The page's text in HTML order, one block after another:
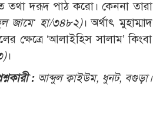
তথা দরূদ পাঠ করো। কেননা তারা
জামে‘ হা/৩৪৮২)। অর্থাৎ মুহাম্মাদ
ক্ষেত্রে ‘আলাইহিস সালাম’ কিংবা
।
:আব্দুল ক্বাইউম, ধুনট, বগুড়া।